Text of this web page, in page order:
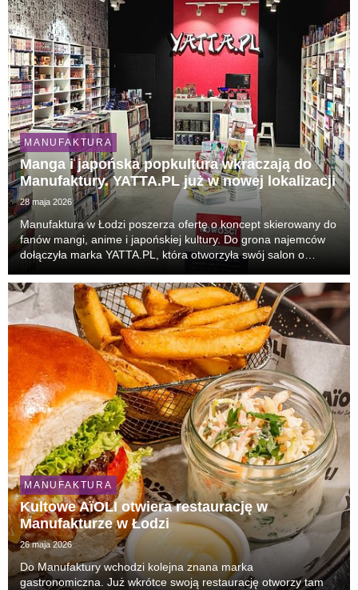
MANUFAKTURA
Manga i japońska popkultura wkraczają do
Manufaktury. YATTA.PL już w nowej lokalizacji
28 maja 2026
Manufaktura w Łodzi poszerza ofertę o koncept skierowany do
fanów mangi, anime i japońskiej kultury. Do grona najemców
dołączyła marka YATTA.PL, która otworzyła swój salon o
odsłona obecności marki w Łodzi. Klienc...
MANUFAKTURA
Kultowe AïOLI otwiera restaurację w
Manufakturze w Łodzi
26 maja 2026
Do Manufaktury wchodzi kolejna znana marka
gastronomiczna. Już wkrótce swoją restaurację otworzy tam